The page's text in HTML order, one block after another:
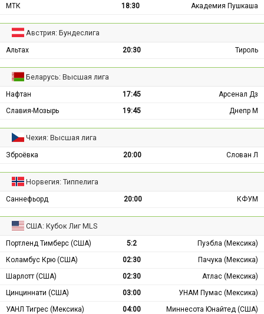
МТК 18:30 Академия Пушкаша
Австрия: Бундеслига
Альтах 20:30 Тироль
Беларусь: Высшая лига
Нафтан 17:45
Арсенал Дз
Славия-Мозырь
19:45 Днепр М
Чехия: Высшая лига
Зброёвка 20:00 Слован Л
Норвегия: Типпелига
Саннефьорд 20:00 КФУМ
США: Кубок Лиг MLS
Портленд Тимберс (США) 5:2
Пуэбла (Мексика)
Коламбус Крю (США)
02:30
Пачука (Мексика)
Шарлотт (США)
02:30
Атлас (Мексика)
Цинциннати (США)
03:00
УНАМ Пумас (Мексика)
УАНЛ Тигрес (Мексика)
04:00 Миннесота Юнайтед (США)